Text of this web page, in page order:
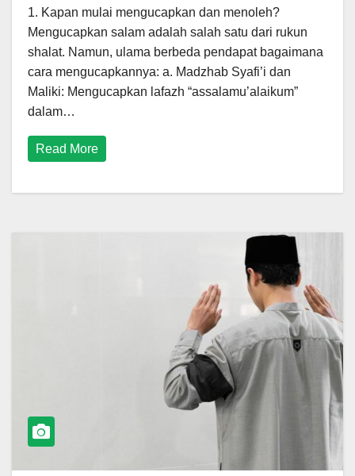
1. Kapan mulai mengucapkan dan menoleh?
Mengucapkan salam adalah salah satu dari rukun
shalat. Namun, ulama berbeda pendapat bagaimana
cara mengucapkannya: a. Madzhab Syafi’i dan
Maliki: Mengucapkan lafazh “assalamu’alaikum”
dalam…
Read More